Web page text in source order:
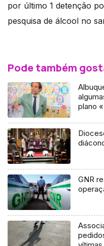
por último 1 detenção
pesquisa de álcool no
Pode também
plano
GNR